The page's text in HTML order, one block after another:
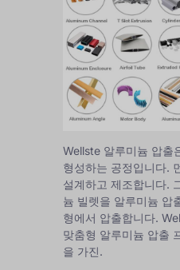
Wellste 알루미늄 압출
형성하는 공정입니다.
설계하고 제조합니다.
늄 빌렛을 알루미늄 압
형에서 압출합니다.
맞춤형 알루미늄 압출
을 가진.